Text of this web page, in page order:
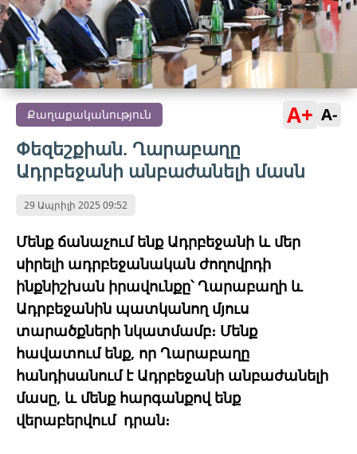
Քաղաքականություն A+ A-
Փեզեշքիան. Ղարաբաղը
Ադրբեջանի անբաժանելի մասն
29 Ապրիլի 2025 09:52
Մենք ճանաչում ենք Ադրբեջանի և մեր
սիրելի ադրբեջանական ժողովրդի
ինքնիշխան իրավունքը՝ Ղարաբաղի և
Ադրբեջանին պատկանող մյուս
տարածքների նկատմամբ։ Մենք
հավատում ենք, որ Ղարաբաղը
հանդիսանում է Ադրբեջանի անբաժանելի
մասը, և մենք հարգանքով ենք
վերաբերվում դրան։